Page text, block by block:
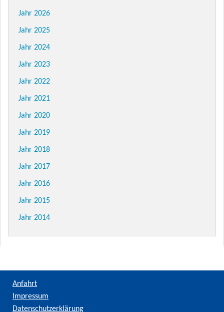
Jahr 2026
Jahr 2025
Jahr 2024
Jahr 2023
Jahr 2022
Jahr 2021
Jahr 2020
Jahr 2019
Jahr 2018
Jahr 2017
Jahr 2016
Jahr 2015
Jahr 2014
Anfahrt
Impressum
Datenschutzerklärung